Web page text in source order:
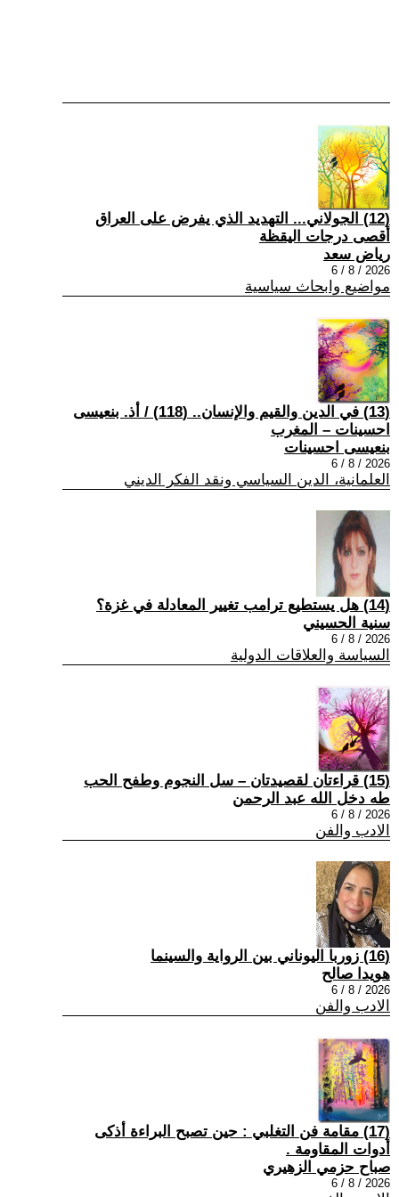
(12) الجولاني... التهديد الذي يفرض على العراق
أقصى درجات اليقظة
رياض سعد
2026 / 8 / 6
مواضيع وابحاث سياسية
(13) في الدين والقيم والإنسان.. (118) / أذ. بنعيسى
احسينات – المغرب
بنعيسى احسينات
2026 / 8 / 6
العلمانية، الدين السياسي ونقد الفكر الديني
(14) هل يستطيع ترامب تغيير المعادلة في غزة؟
سنية الحسيني
2026 / 8 / 6
السياسة والعلاقات الدولية
(15) قراءتان لقصيدتان – سل النجوم وطفح الحب
طه دخل الله عبد الرحمن
2026 / 8 / 6
الادب والفن
(16) زوربا اليوناني بين الرواية والسينما
هويدا صالح
2026 / 8 / 6
الادب والفن
(17) مقامة فن التغلبي : حين تصبح البراءة أذكى
أدوات المقاومة .
صباح حزمي الزهيري
2026 / 8 / 6